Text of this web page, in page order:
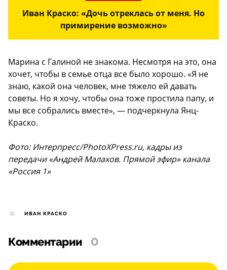
Иван Краско: «Дочь отреклась от меня. Но
примирение возможно»
Марина с Галиной не знакома. Несмотря на это, она
хочет, чтобы в семье отца все было хорошо. «Я не
знаю, какой она человек, мне тяжело ей давать
советы. Но я хочу, чтобы она тоже простила папу, и
мы все собрались вместе», — подчеркнула Янц-
Краско.
Фото: Интерпресс/PhotoXPress.ru, кадры из
передачи «Андрей Малахов. Прямой эфир» канала
«Россия 1»
ИВАН КРАСКО
Комментарии 0